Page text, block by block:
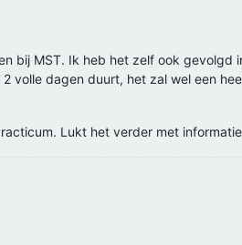
bij MST. Ik heb het zelf ook
volle dagen duurt, het zal wel een
Lukt het verder met